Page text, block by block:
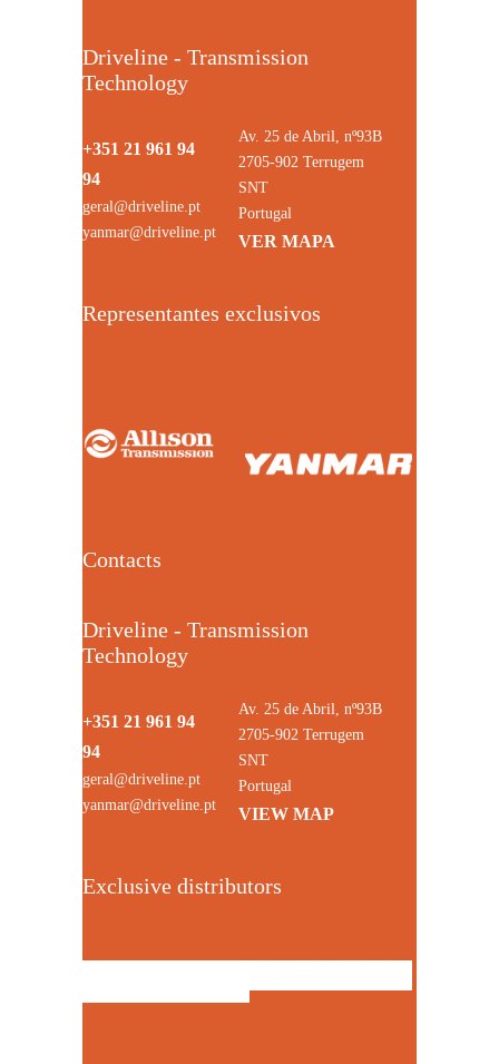
Driveline - Transmission
Technology
+351 21 961 94
94
geral@driveline.pt
yanmar@driveline.pt
Av. 25 de Abril, nº93B
2705-902 Terrugem
SNT
Portugal
VER MAPA
Representantes exclusivos
Contacts
Driveline - Transmission
Technology
+351 21 961 94
94
geral@driveline.pt
yanmar@driveline.pt
Av. 25 de Abril, nº93B
2705-902 Terrugem
SNT
Portugal
VIEW MAP
Exclusive distributors